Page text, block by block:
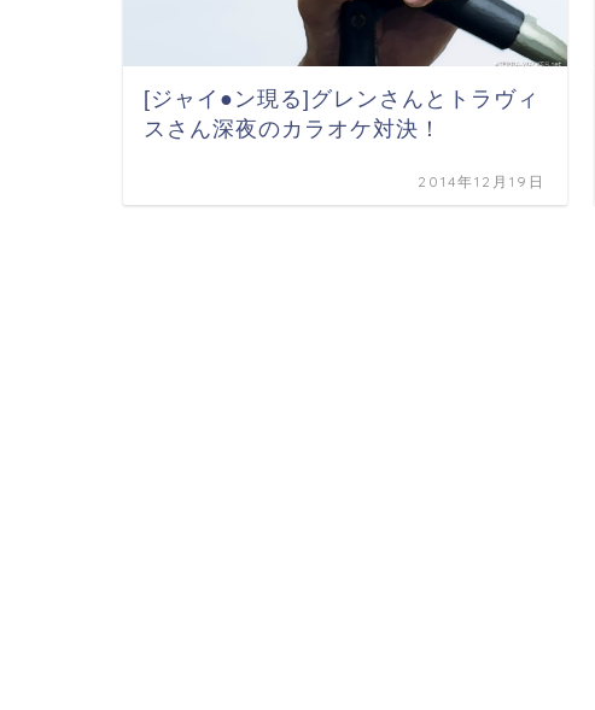
[ジャイ●ン現る]グレンさんとトラヴィ
スさん深夜のカラオケ対決！
2014年12月19日